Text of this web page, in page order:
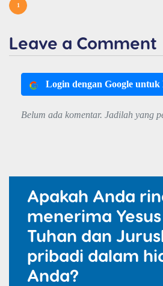
1
Leave a Comment
Login dengan Google
Belum ada komentar. Jadilah yang
Apakah Anda
menerima
Tuhan dan
pribadi dalam
Anda?